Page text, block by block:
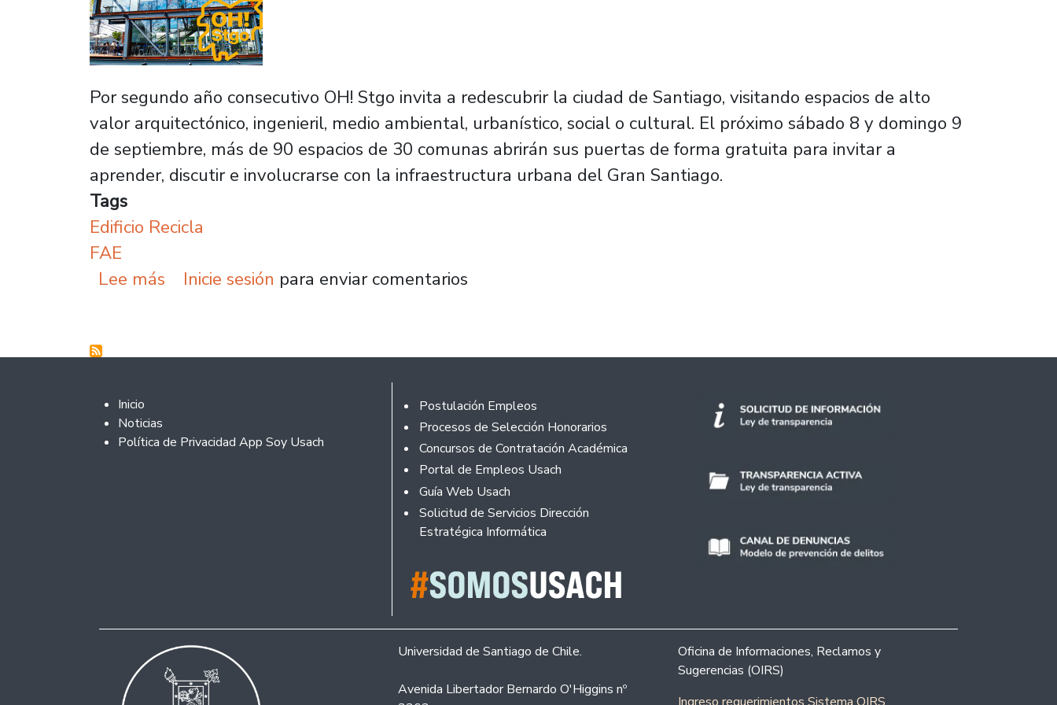
Por segundo año consecutivo OH! Stgo invita a redescubrir la ciudad de Santiago, visitando espacios de alto
valor arquitectónico, ingenieril, medio ambiental, urbanístico, social o cultural. El próximo sábado 8 y domingo 9
de septiembre, más de 90 espacios de 30 comunas abrirán sus puertas de forma gratuita para invitar a
aprender, discutir e involucrarse con la infraestructura urbana del Gran Santiago.
Tags
Edificio Recicla
FAE
Lee más sobre Edificio Recicla será parte de jornada dedicada al recorrido arquitectónico de Santiago
Inicie sesión para enviar comentarios
Footer 2
Inicio
Noticias
Política de Privacidad App Soy Usach
Footer
Postulación Empleos
Procesos de Selección Honorarios
Concursos de Contratación Académica
Portal de Empleos Usach
Guía Web Usach
Solicitud de Servicios Dirección
Estratégica Informática
Universidad de Santiago de Chile.
Avenida Libertador Bernardo O'Higgins nº
Oficina de Informaciones, Reclamos y
Sugerencias (OIRS)